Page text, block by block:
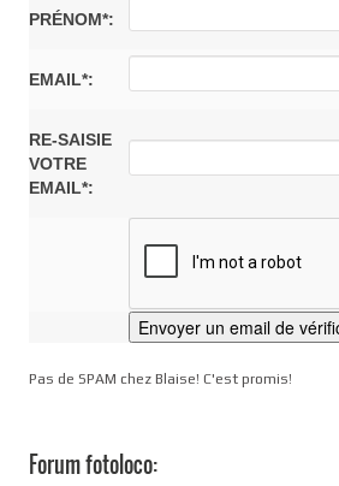
PRÉNOM*:
EMAIL*:
RE-SAISIE
VOTRE
EMAIL*:
Pas de SPAM chez Blaise! C'est promis!
Forum fotoloco: